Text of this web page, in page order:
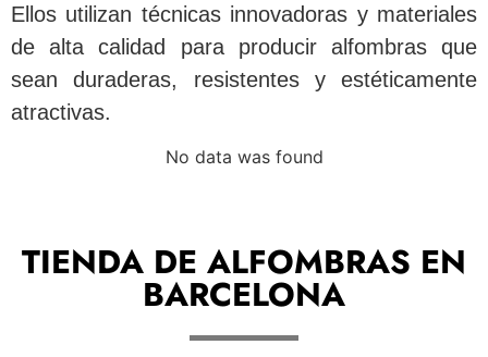
Ellos utilizan técnicas innovadoras y materiales
de alta calidad para producir alfombras que
sean duraderas, resistentes y estéticamente
atractivas.
No data was found
TIENDA DE ALFOMBRAS EN
BARCELONA